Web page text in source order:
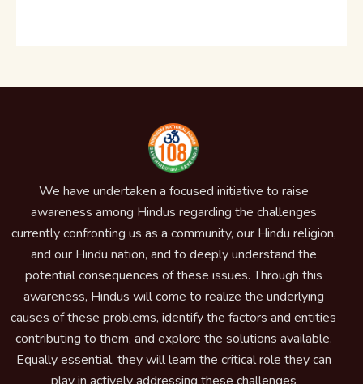
We have undertaken a focused initiative to raise
awareness among Hindus regarding the challenges
currently confronting us as a community, our Hindu religion,
and our Hindu nation, and to deeply understand the
potential consequences of these issues. Through this
awareness, Hindus will come to realize the underlying
causes of these problems, identify the factors and entities
contributing to them, and explore the solutions available.
Equally essential, they will learn the critical role they can